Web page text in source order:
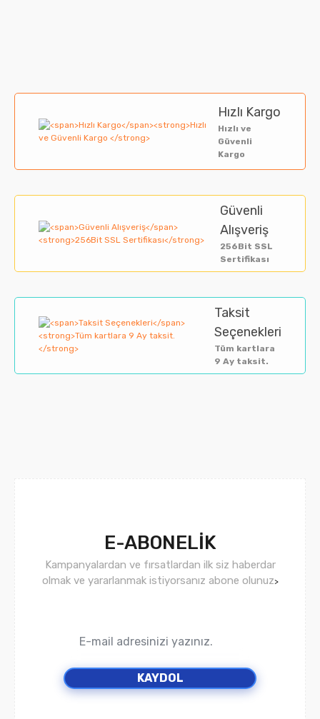
Hızlı Kargo
Hızlı ve
Güvenli
Kargo
Güvenli
Alışveriş
256Bit SSL
Sertifikası
Taksit
Seçenekleri
Tüm kartlara
9 Ay taksit.
E-ABONELİK
Kampanyalardan ve fırsatlardan ilk siz haberdar
olmak ve yararlanmak istiyorsanız abone olunuz>
KAYDOL